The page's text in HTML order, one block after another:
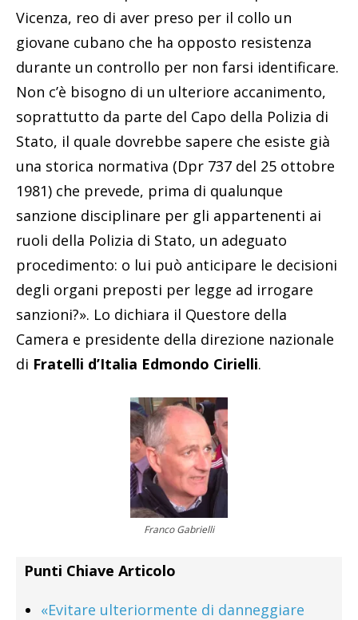
Vicenza, reo di aver preso per il collo un
giovane cubano che ha opposto resistenza
durante un controllo per non farsi identificare.
Non c’è bisogno di un ulteriore accanimento,
soprattutto da parte del Capo della Polizia di
Stato, il quale dovrebbe sapere che esiste già
una storica normativa (Dpr 737 del 25 ottobre
1981) che prevede, prima di qualunque
sanzione disciplinare per gli appartenenti ai
ruoli della Polizia di Stato, un adeguato
procedimento: o lui può anticipare le decisioni
degli organi preposti per legge ad irrogare
sanzioni?». Lo dichiara il Questore della
Camera e presidente della direzione nazionale
di Fratelli d’Italia Edmondo Cirielli.
Franco Gabrielli
Punti Chiave Articolo
«Evitare ulteriormente di danneggiare